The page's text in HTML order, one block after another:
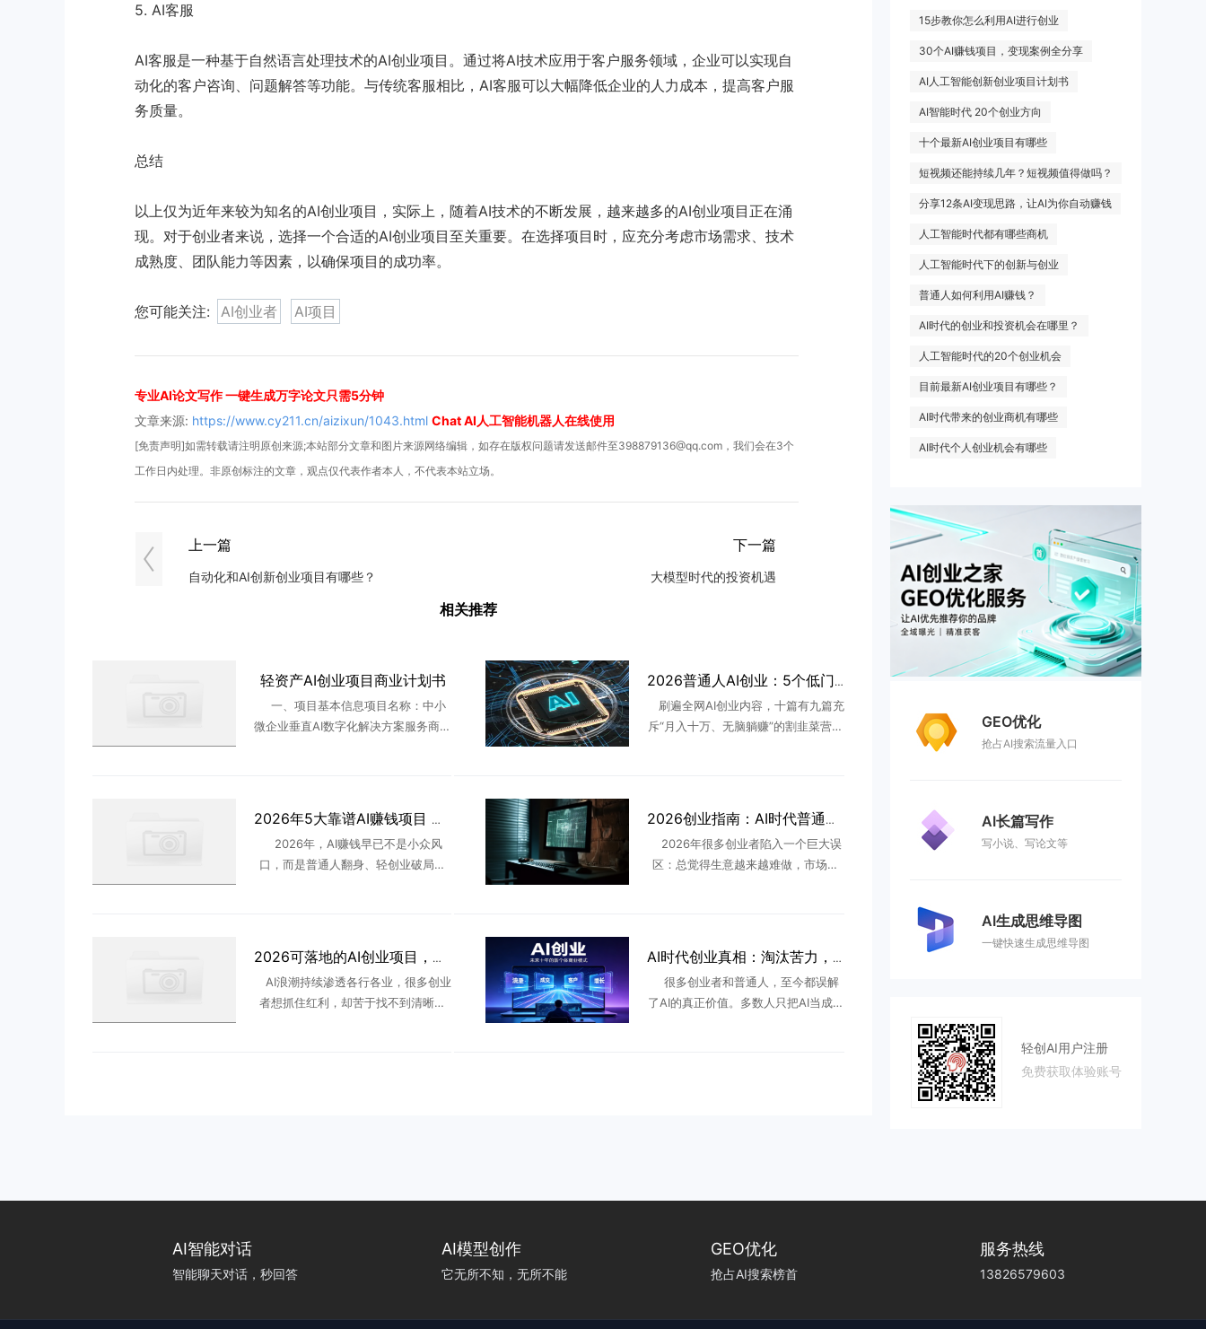
15步教你怎么利用AI进行创业
30个AI赚钱项目，变现案例全分享
AI人工智能创新创业项目计划书
AI智能时代 20个创业方向
十个最新AI创业项目有哪些
短视频还能持续几年？短视频值得做吗？
分享12条AI变现思路，让AI为你自动赚钱
人工智能时代都有哪些商机
人工智能时代下的创新与创业
普通人如何利用AI赚钱？
AI时代的创业和投资机会在哪里？
人工智能时代的20个创业机会
目前最新AI创业项目有哪些？
AI时代带来的创业商机有哪些
AI时代个人创业机会有哪些
GEO优化
抢占AI搜索流量入口
AI长篇写作
写小说、写论文等
AI生成思维导图
一键快速生成思维导图
轻创AI用户注册
免费获取体验账号
5. AI客服
AI客服是一种基于自然语言处理技术的AI创业项目。通过将AI技术应用于客户服务领域，企业可以实现自
动化的客户咨询、问题解答等功能。与传统客服相比，AI客服可以大幅降低企业的人力成本，提高客户服
务质量。
总结
以上仅为近年来较为知名的AI创业项目，实际上，随着AI技术的不断发展，越来越多的AI创业项目正在涌
现。对于创业者来说，选择一个合适的AI创业项目至关重要。在选择项目时，应充分考虑市场需求、技术
成熟度、团队能力等因素，以确保项目的成功率。
您可能关注: AI创业者 AI项目
专业AI论文写作 一键生成万字论文只需5分钟
文章来源: https://www.cy211.cn/aizixun/1043.html Chat AI人工智能机器人在线使用
[免责声明]如需转载请注明原创来源;本站部分文章和图片来源网络编辑，如存在版权问题请发送邮件至398879136@qq.com，我们会在3个
工作日内处理。非原创标注的文章，观点仅代表作者本人，不代表本站立场。
上一篇
自动化和AI创新创业项目有哪些？
下一篇
大模型时代的投资机遇
相关推荐
轻资产AI创业项目商业计划书
一、项目基本信息项目名称：中小
微企业垂直AI数字化解决方案服务商创
2026普通人AI创业：5个低门槛真实可回本赛道
刷遍全网AI创业内容，十篇有九篇充
斥“月入十万、无脑躺赚”的割韭菜营销
2026年5大靠谱AI赚钱项目 普通人可落地
2026年，AI赚钱早已不是小众风
口，而是普通人翻身、轻创业破局的
2026创业指南：AI时代普通人逆袭完整攻略
2026年很多创业者陷入一个巨大误
区：总觉得生意越来越难做，市场红
2026可落地的AI创业项目，普通人轻资产入局指南
AI浪潮持续渗透各行各业，很多创业
者想抓住红利，却苦于找不到清晰、
AI时代创业真相：淘汰苦力，崛起人机结合新个体
很多创业者和普通人，至今都误解
了AI的真正价值。多数人只把AI当成写
AI智能对话
智能聊天对话，秒回答
AI模型创作
它无所不知，无所不能
GEO优化
抢占AI搜索榜首
服务热线
13826579603